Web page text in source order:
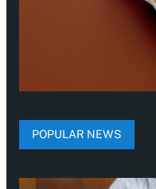
POPULAR NEWS